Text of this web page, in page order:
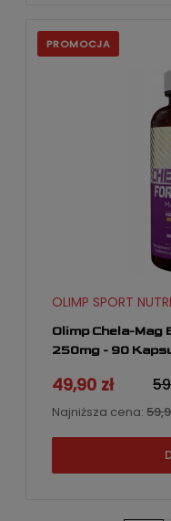
Olimp Chela-
250mg - 90
OLIMP SPORT
49,90 zł
Najniższa cena:
PROMOCJA